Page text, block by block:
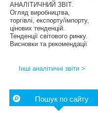
АНАЛІТИЧНИЙ ЗВІТ.
Огляд виробництва,
торгівлі, експорту/імпорту,
цінових тенденцій.
Тенденції світового ринку.
Висновки та рекомендації
Інші аналітичні звіти >
Пошук по сайту